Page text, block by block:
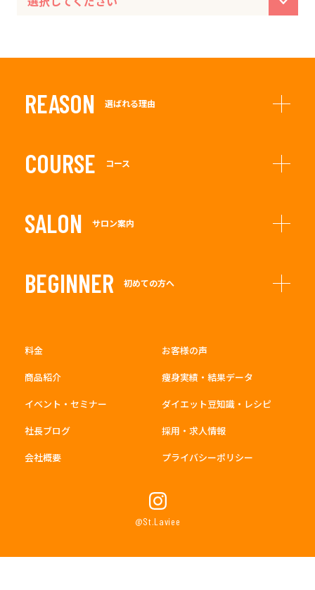
REASON 選ばれる理由
COURSE コース
SALON サロン案内
BEGINNER 初めての方へ
料金
お客様の声
商品紹介
痩身実績・結果データ
イベント・セミナー
ダイエット豆知識・レシピ
社長ブログ
採用・求人情報
会社概要
プライバシーポリシー
@St.Laviee